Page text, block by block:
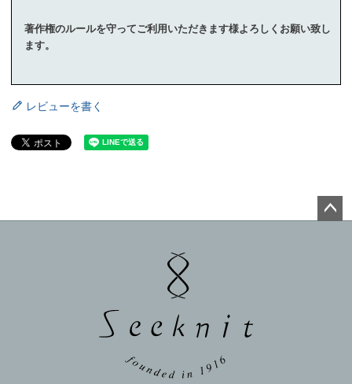
著作権のルールを守ってご利用いただきます様よろしくお願い致し
ます。
レビューを書く